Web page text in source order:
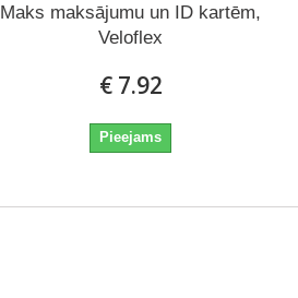
Maks maksājumu un ID kartēm,
Veloflex
€ 7.92
Pieejams